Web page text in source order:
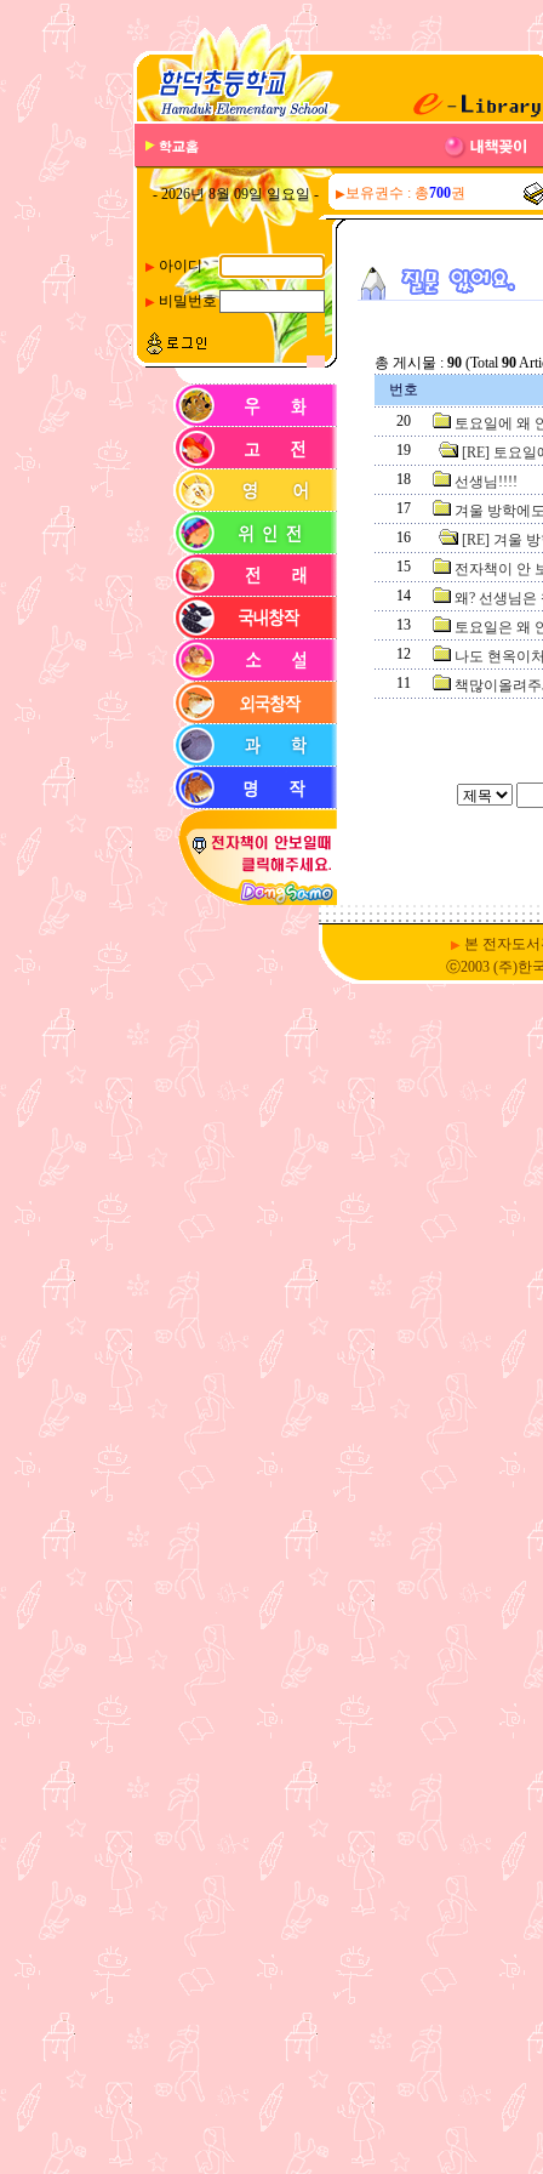
- 2026년 8월 09일 일요일 - ▶보유권수 : 총700권
▶ 아이디
▶ 비밀번호
총 게시물 : 90 (Total 90
번호
20
토요일에 왜
19
[RE] 토요일
18
선생님!!!!
17
겨울 방학에
16
[RE] 겨울
15
전자책이 안
14
왜? 선생님은
13
토요일은 왜
12
나도 현옥이
11
책많이올려
▶ 본 전자도
ⓒ2003 (주)한